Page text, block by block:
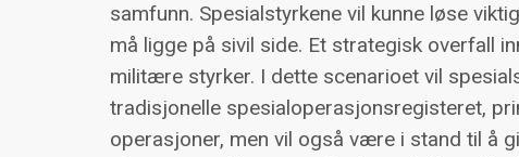
samfunn. Spesialstyrkene vil kunne løse
må ligge på sivil side. Et strategisk overfall
militære styrker. I dette scenarioet vil
tradisjonelle spesialoperasjonsregisteret,
operasjoner, men vil også være i stand til å